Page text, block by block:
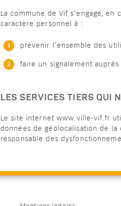
La commune de Vif s’engage,
caractère personnel à :
prévenir l’ensemble des
faire un signalement
LES SERVICES TIERS QUI
Le site internet www.ville-vif.fr
données de géolocalisation de
responsable des